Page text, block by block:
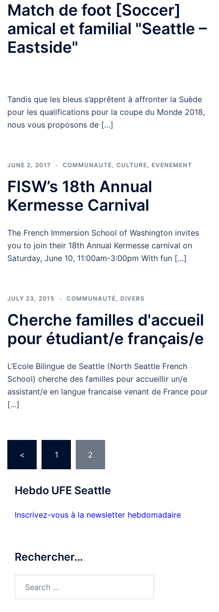
Match de foot [Soccer]
amical et familial "Seattle –
Eastside"
Tandis que les bleus s’apprêtent à affronter la Suède
pour les qualifications pour la coupe du Monde 2018,
nous vous proposons de […]
JUNE 2, 2017 COMMUNAUTÉ, CULTURE, EVENEMENT
FISW’s 18th Annual
Kermesse Carnival
The French Immersion School of Washington invites
you to join their 18th Annual Kermesse carnival on
Saturday, June 10, 11:00am-3:00pm With fun […]
JULY 23, 2015 COMMUNAUTÉ, DIVERS
Cherche familles d'accueil
pour étudiant/e français/e
L’Ecole Bilingue de Seattle (North Seattle French
School) cherche des familles pour accueillir un/e
assistant/e en langue francaise venant de France pour
[…]
pagination
< 1 2
Hebdo UFE Seattle
Inscrivez-vous à la newsletter hebdomadaire
Rechercher…